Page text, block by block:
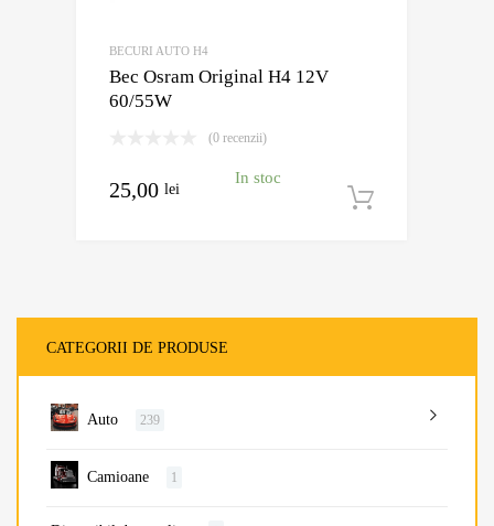
BECURI AUTO H4
Bec Osram Original H4 12V
60/55W
(0 recenzii)
25,00 lei
In stoc
CATEGORII DE PRODUSE
Auto 239
Camioane 1